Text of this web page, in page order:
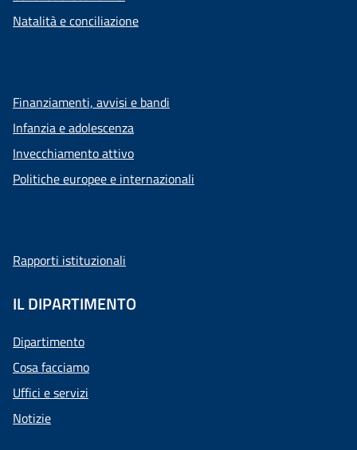
Natalità e conciliazione
Finanziamenti, avvisi e bandi
Infanzia e adolescenza
Invecchiamento attivo
Politiche europee e internazionali
Rapporti istituzionali
IL DIPARTIMENTO
Dipartimento
Cosa facciamo
Uffici e servizi
Notizie